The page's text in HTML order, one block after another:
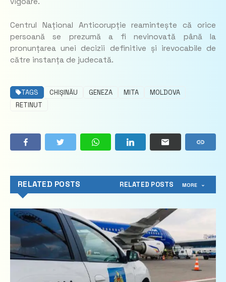
Centrul Național Anticorupție reamintește că orice
persoană se prezumă a fi nevinovată până la
pronunțarea unei decizii definitive și irevocabile de
către instanța de judecată.
TAGS CHIȘINĂU GENEZA MITA
MOLDOVA
RETINUT
RELATED POSTS RELATED POSTS MORE